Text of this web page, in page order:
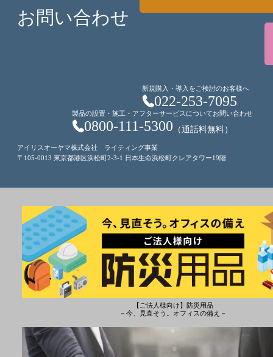
お問い合わせ
新規購入・導入をご検討のお客様へ
022-253-7095
製品の設置・施工・アフターサービスについてお問い合わせ
0800-111-5300 （通話料無料）
アイリスオーヤマ株式会社 ライティング事業
〒105-0013 東京都港区浜松町2-3-1 日本生命浜松町クレアタワー19階
【ご法人様向け】防災用品
－今、見直そう。オフィスの備え－